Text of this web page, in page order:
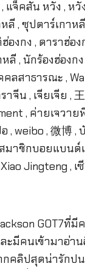
GOT7ที่
มีคนเข้ามาอ่าน
คลิปสุดน่ารักป